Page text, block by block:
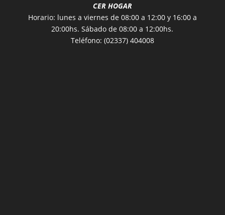
CER HOGAR
Horario: lunes a viernes de 08:00 a 12:00 y 16:00 a
20:00hs. Sábado de 08:00 a 12:00hs.
Teléfono: (02337) 404008